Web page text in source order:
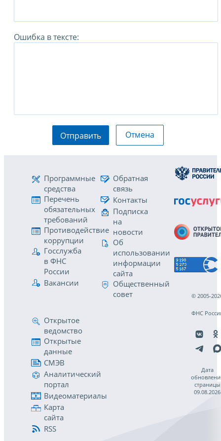
Ошибка в тексте:
Отправить Отмена
Программные
средства
Перечень
обязательных
требований
Противодействие
коррупции
Госслужба
в ФНС
России
Вакансии
Обратная
связь
Контакты
Подписка
на
новости
Об
использовании
информации
сайта
Общественный
совет
Открытое
ведомство
Открытые
данные
СМЭВ
Аналитический
портал
Видеоматериалы
Карта
сайта
RSS
© 2005-
ФНС
Дата
страницы
09.08.2026